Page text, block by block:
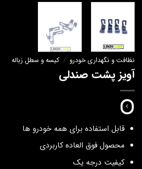
نظافت و نگهداری خودرو / کیسه و سطل زباله
آویز پشت صندلی
قابل استفاده برای همه خودرو ها
محصول فوق العاده کاربردی
کیفیت درجه یک